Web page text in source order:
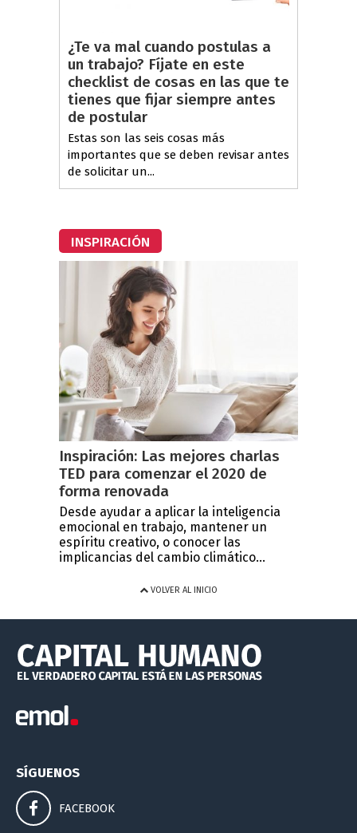
¿Te va mal cuando postulas a
un trabajo? Fíjate en este
checklist de cosas en las que te
tienes que fijar siempre antes
de postular
Estas son las seis cosas más
importantes que se deben revisar antes
de solicitar un...
INSPIRACIÓN
Inspiración: Las mejores charlas
TED para comenzar el 2020 de
forma renovada
Desde ayudar a aplicar la inteligencia
emocional en trabajo, mantener un
espíritu creativo, o conocer las
implicancias del cambio climático...
VOLVER AL INICIO
SÍGUENOS
FACEBOOK